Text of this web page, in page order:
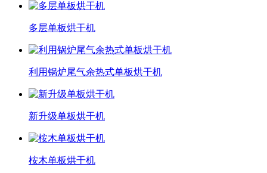
多层单板烘干机
利用锅炉尾气余热式单板烘干机
新升级单板烘干机
桉木单板烘干机